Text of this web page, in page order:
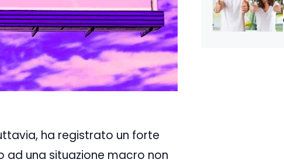
ha registrato un forte
ad una situazione macro non